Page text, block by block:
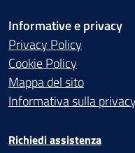
Informative e privacy
Privacy Policy
Cookie Policy
Mappa del sito
Informativa sulla privacy
Richiedi assistenza